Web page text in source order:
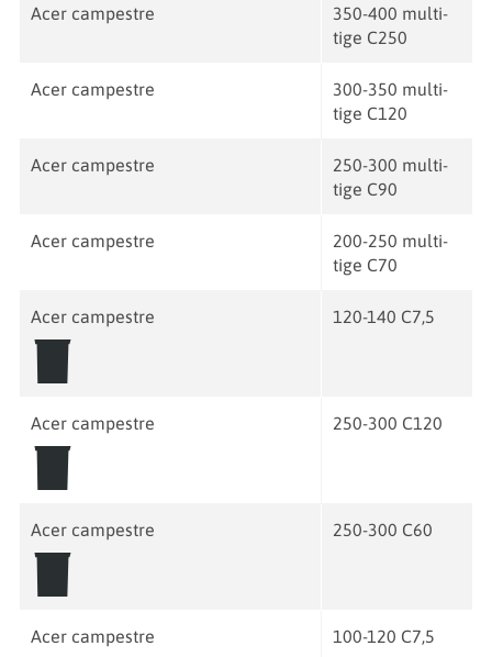
Acer campestre
350-400 multi-
tige C250
Acer campestre
300-350 multi-
tige C120
Acer campestre
250-300 multi-
tige C90
Acer campestre
200-250 multi-
tige C70
Acer campestre 120-140 C7,5
Acer campestre 250-300 C120
Acer campestre 250-300 C60
Acer campestre 100-120 C7,5